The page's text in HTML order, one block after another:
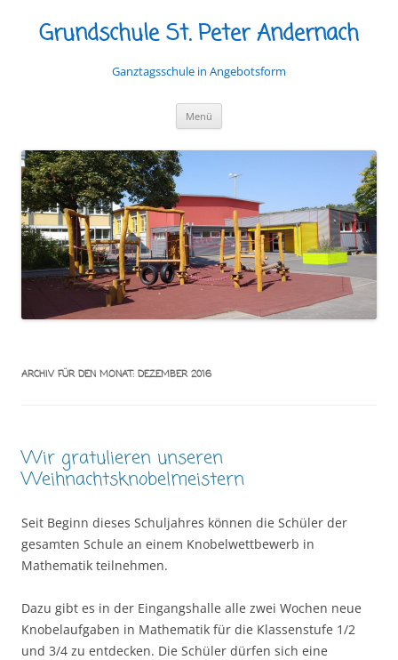
Grundschule St. Peter Andernach
Ganztagsschule in Angebotsform
Menü
ARCHIV FÜR DEN MONAT: DEZEMBER 2016
Wir gratulieren unseren
Weihnachtsknobelmeistern
Seit Beginn dieses Schuljahres können die Schüler der
gesamten Schule an einem Knobelwettbewerb in
Mathematik teilnehmen.
Dazu gibt es in der Eingangshalle alle zwei Wochen neue
Knobelaufgaben in Mathematik für die Klassenstufe 1/2
und 3/4 zu entdecken. Die Schüler dürfen sich eine